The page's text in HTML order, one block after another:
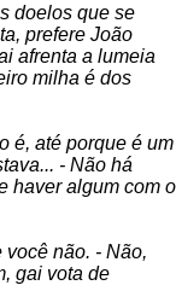
doelos que se
prefere João
afrenta a lumeia
milha é dos
é, até porque é um
- Não há
haver algum com o
você não. - Não,
gai vota de